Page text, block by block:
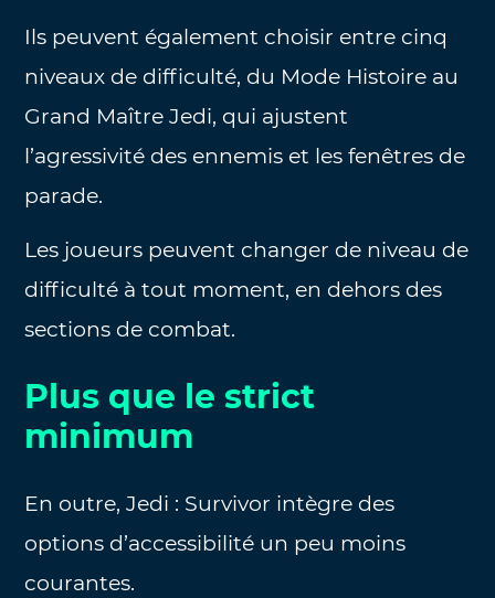
Ils peuvent également choisir entre cinq
niveaux de difficulté, du Mode Histoire au
Grand Maître Jedi, qui ajustent
l’agressivité des ennemis et les fenêtres de
parade.
Les joueurs peuvent changer de niveau de
difficulté à tout moment, en dehors des
sections de combat.
Plus que le strict
minimum
En outre, Jedi : Survivor intègre des
options d’accessibilité un peu moins
courantes.